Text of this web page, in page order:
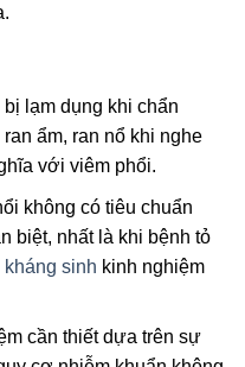
lạm dụng khi chẩn
ẩm, ran nổ khi nghe
với viêm phổi.
không có tiêu chuẩn
biệt, nhất là khi bệnh tỏ
kháng sinh kinh nghiệm
cần thiết dựa trên sự